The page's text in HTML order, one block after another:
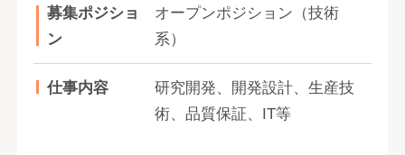
募集ポジショ
ン
オープンポジション（技術
系）
仕事内容
研究開発、開発設計、生産技
術、品質保証、IT等